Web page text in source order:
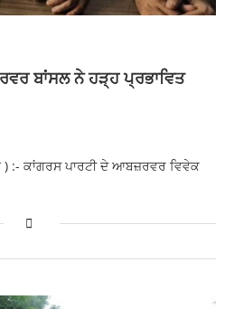
ਬਾਂਸਲ ਨੇ ਹੜ੍ਹ ਪ੍ਰਭਾਵਿਤ
) :- ਕਾਂਗਰਸ ਪਾਰਟੀ ਦੇ ਆਬਜ਼ਰਵਰ ਵਿਵੇਕ